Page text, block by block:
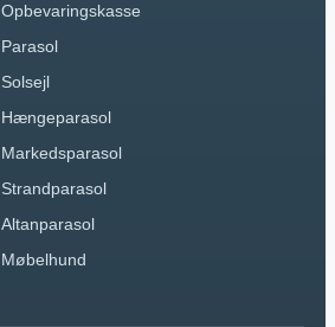
Opbevaringskasse
Parasol
Solsejl
Hængeparasol
Markedsparasol
Strandparasol
Altanparasol
Møbelhund